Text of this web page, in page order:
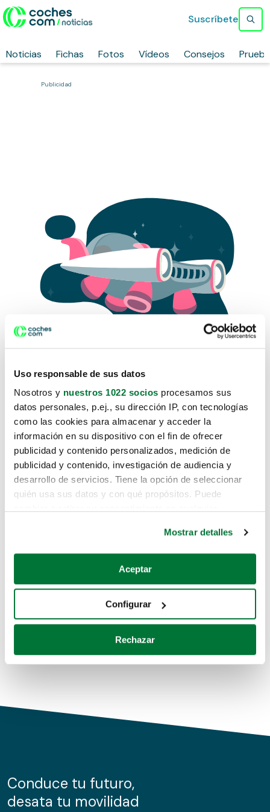
Uso responsable de sus datos
Nosotros y nuestros 1022 socios procesamos sus
datos personales, p.ej., su dirección IP, con tecnologías
como las cookies para almacenar y acceder la
información en su dispositivo con el fin de ofrecer
publicidad y contenido personalizados, medición de
publicidad y contenido, investigación de audiencia y
desarrollo de servicios. Tiene la opción de seleccionar
quién usa sus datos y con qué propósitos. Puede
Si lo permite, también quisiéramos:
Recopilar información sobre su ubicación geográfica
Identificar su dispositivo analizándolo activamente
para buscar características específicas (huellas
Obtenga más información sobre cómo se procesan sus
de cookies.
información sobre el uso que haga del sitio web con
nuestros partners de redes sociales, publicidad y análisis
Mostrar detalles
Aceptar
Configurar
Rechazar
Noticias Fichas Fotos Vídeos Consejos
Suscríbete
Publicidad
Lo sentimos, no sabemos como
te hemos traido hasta aquí.
Pero puedes encontrar el coche que estás
buscando en alguno de estos enlaces:
Coches de segunda mano
Coches de km0
Conduce tu futuro,
desata tu movilidad